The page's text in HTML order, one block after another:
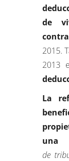
de
2015.
2013
La
una
de